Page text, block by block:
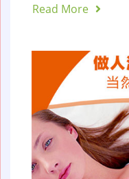
Read More